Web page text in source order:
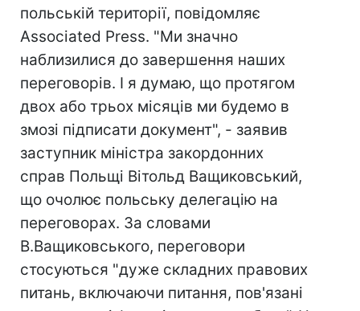
польській території, повідомляє
Associated Press. "Ми значно
наблизилися до завершення наших
переговорів. І я думаю, що протягом
двох або трьох місяців ми будемо в
змозі підписати документ", - заявив
заступник міністра закордонних
справ Польщі Вітольд Ващиковський,
що очолює польську делегацію на
переговорах. За словами
В.Ващиковського, переговори
стосуються "дуже складних правових
питань, включаючи питання, пов'язані